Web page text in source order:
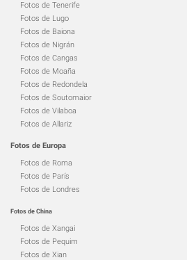
Fotos de Tenerife
Fotos de Lugo
Fotos de Baiona
Fotos de Nigrán
Fotos de Cangas
Fotos de Moaña
Fotos de Redondela
Fotos de Soutomaior
Fotos de Vilaboa
Fotos de Allariz
Fotos de Europa
Fotos de Roma
Fotos de París
Fotos de Londres
Fotos de China
Fotos de Xangai
Fotos de Pequim
Fotos de Xian